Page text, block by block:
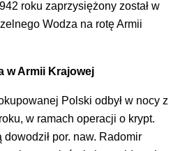
roku zaprzysiężony został w
Wodza na rotę Armii
w Armii Krajowej
Polski odbył w nocy z
w ramach operacji o krypt.
dowodził por. naw. Radomir